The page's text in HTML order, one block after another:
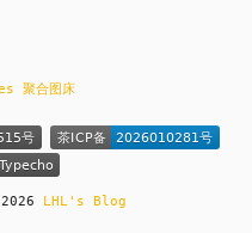
LHL's Blog